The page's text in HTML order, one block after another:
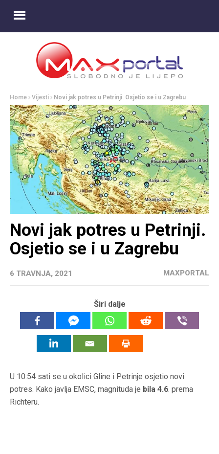
Home Vijesti Novi jak potres u Petrinji. Osjetio se i u Zagrebu
Novi jak potres u Petrinji.
Osjetio se i u Zagrebu
6 TRAVNJA, 2021 MAXPORTAL
Širi dalje
U 10:54 sati se u okolici Gline i Petrinje osjetio novi
potres. Kako javlja EMSC, magnituda je bila 4.6. prema
Richteru.